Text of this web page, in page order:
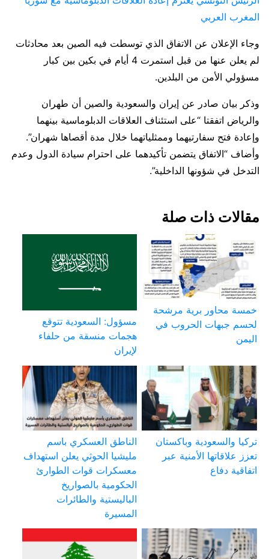
المغرب العربي
وجاء الإعلان عن الاتفاق الذي توسطت فيه الصين بعد محادثات
لم يعلن عنها من قبل استمرت 4 أيام في بكين بين كبار
مسؤولي الأمن من البلدين.
وذكر بيان صادر عن إيران والسعودية والصين أن طهران
والرياض اتفقتا “على استئناف العلاقات الدبلوماسية بينهما
وإعادة فتح سفارتيهما وممثلياتهما خلال مدة أقصاها شهران”.
وأضاف “الاتفاق يتضمن تأكيدهما على احترام سيادة الدول وعدم
التدخل في شؤونها الداخلية”.
مقالات ذات صلة
خمسة محاور برية مرشحة
لحسم جبهات الحروب في
اليمن
مسؤول: السعودية تتوقع
هجمات منسقة من حلفاء
لإيران
تركيا والسعودية وباكستان
تعزز علاقاتها الأمنية عبر
اتفاقية دفاع
الناطق العسكري باسم
مليشيا الحوثي يعلن استهداف
معسكرات قوات الطوارئ
الحكومية بالصواريخ
الباليستية والطائرات
المسيرة